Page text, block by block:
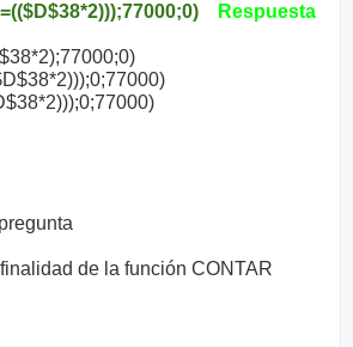
Respuesta
de la función CONTAR